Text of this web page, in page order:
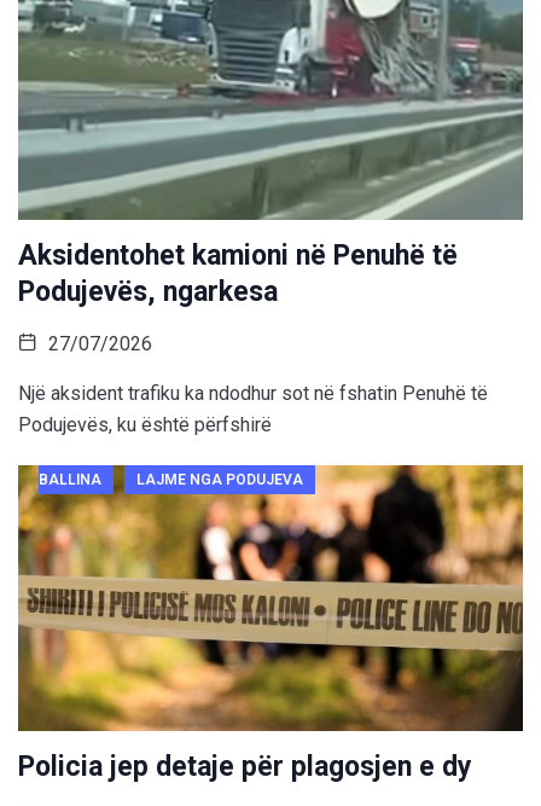
Aksidentohet kamioni në Penuhë të
Podujevës, ngarkesa
27/07/2026
Një aksident trafiku ka ndodhur sot në fshatin Penuhë të
Podujevës, ku është përfshirë
BALLINA LAJME NGA PODUJEVA
Policia jep detaje për plagosjen e dy